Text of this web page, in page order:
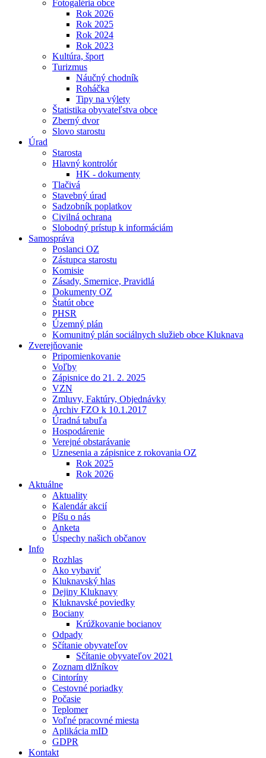
Fotogaléria obce
Rok 2026
Rok 2025
Rok 2024
Rok 2023
Kultúra, šport
Turizmus
Náučný chodník
Roháčka
Tipy na výlety
Štatistika obyvateľstva obce
Zberný dvor
Slovo starostu
Úrad
Starosta
Hlavný kontrolór
HK - dokumenty
Tlačivá
Stavebný úrad
Sadzobník poplatkov
Civilná ochrana
Slobodný prístup k informáciám
Samospráva
Poslanci OZ
Zástupca starostu
Komisie
Zásady, Smernice, Pravidlá
Dokumenty OZ
Štatút obce
PHSR
Územný plán
Komunitný plán sociálnych služieb obce Kluknava
Zverejňovanie
Pripomienkovanie
Voľby
Zápisnice do 21. 2. 2025
VZN
Zmluvy, Faktúry, Objednávky
Archiv FZO k 10.1.2017
Úradná tabuľa
Hospodárenie
Verejné obstarávanie
Uznesenia a zápisnice z rokovania OZ
Rok 2025
Rok 2026
Aktuálne
Aktuality
Kalendár akcií
Píšu o nás
Anketa
Úspechy našich občanov
Info
Rozhlas
Ako vybaviť
Kluknavský hlas
Dejiny Kluknavy
Kluknavské poviedky
Bociany
Krúžkovanie bocianov
Odpady
Sčítanie obyvateľov
Sčítanie obyvateľov 2021
Zoznam dlžníkov
Cintoríny
Cestovné poriadky
Počasie
Teplomer
Voľné pracovné miesta
Aplikácia mID
GDPR
Kontakt